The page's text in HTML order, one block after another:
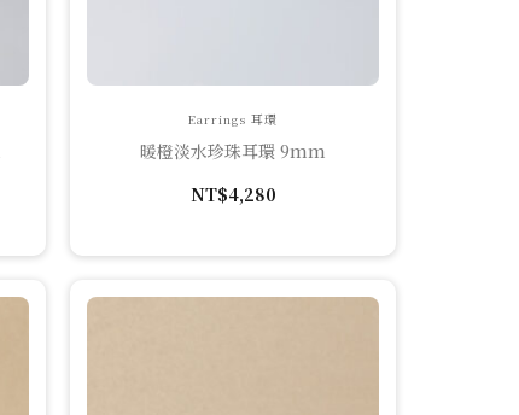
Earrings 耳環
暖橙淡水珍珠耳環 9mm
NT$4,280